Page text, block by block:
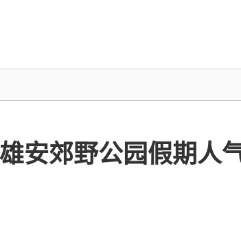
安郊野公园假期人